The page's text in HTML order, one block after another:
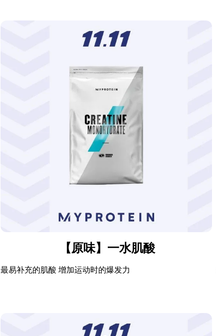
【原味】一水肌酸
最易补充的肌酸 增加运动时的爆发力